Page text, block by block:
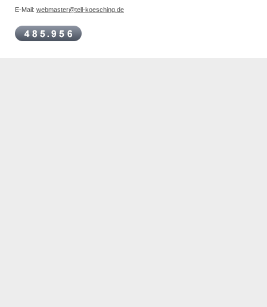
E-Mail: webmaster@tell-koesching.de